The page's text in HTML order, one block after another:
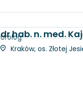
dr hab. n. med.
Urolog
Kraków, os. Złotej